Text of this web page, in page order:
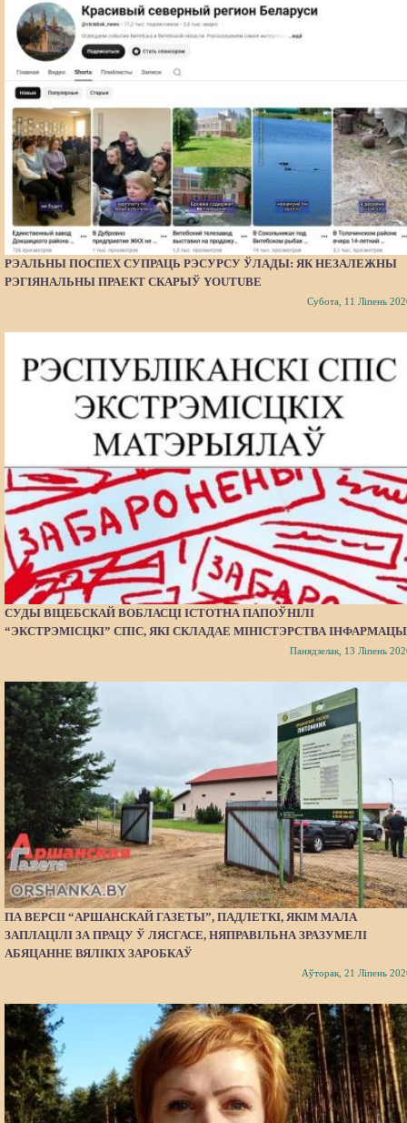
РЭАЛЬНЫ ПОСПЕХ СУПРАЦЬ РЭСУРСУ ЎЛАДЫ: ЯК НЕЗАЛЕЖНЫ
РЭГІЯНАЛЬНЫ ПРАЕКТ СКАРЫЎ YOUTUBE
Субота, 11 Ліпень
СУДЫ ВІЦЕБСКАЙ ВОБЛАСЦІ ІСТОТНА ПАПОЎНІЛІ
“ЭКСТРЭМІСЦКІ” СПІС, ЯКІ СКЛАДАЕ МІНІСТЭРСТВА
Панядзелак, 13 Ліпень
ПА ВЕРСІІ “АРШАНСКАЙ ГАЗЕТЫ”, ПАДЛЕТКІ, ЯКІМ МАЛА
ЗАПЛАЦІЛІ ЗА ПРАЦУ Ў ЛЯСГАСЕ, НЯПРАВІЛЬНА ЗРАЗУМЕЛІ
АБЯЦАННЕ ВЯЛІКІХ ЗАРОБКАЎ
Аўторак, 21 Ліпень